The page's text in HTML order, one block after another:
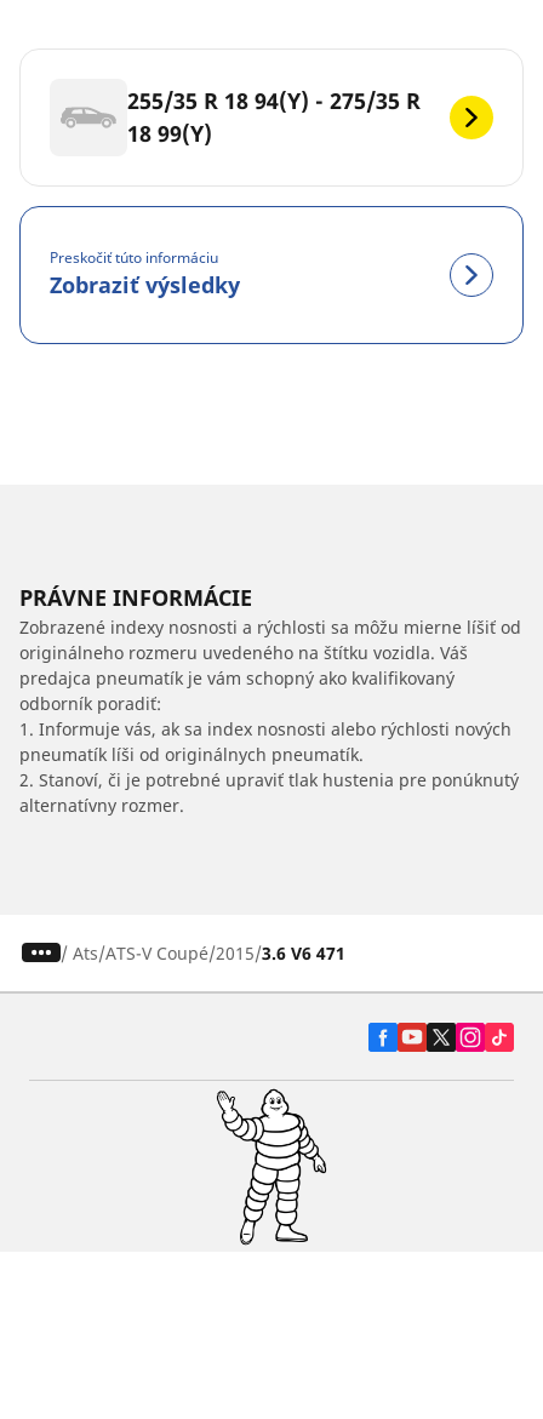
255/35 R 18 94(Y) - 275/35 R
18 99(Y)
Preskočiť túto informáciu
Zobraziť výsledky
PRÁVNE INFORMÁCIE
Zobrazené indexy nosnosti a rýchlosti sa môžu mierne líšiť od
originálneho rozmeru uvedeného na štítku vozidla. Váš
predajca pneumatík je vám schopný ako kvalifikovaný
odborník poradiť:
1. Informuje vás, ak sa index nosnosti alebo rýchlosti nových
pneumatík líši od originálnych pneumatík.
2. Stanoví, či je potrebné upraviť tlak hustenia pre ponúknutý
alternatívny rozmer.
/ Ats ATS-V Coupé 2015 3.6 V6 471